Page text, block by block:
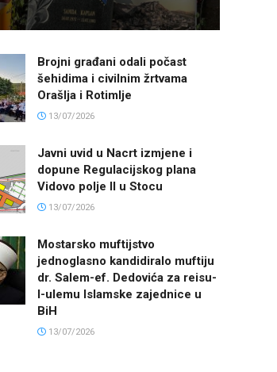
Brojni građani odali počast
šehidima i civilnim žrtvama
Orašlja i Rotimlje
13/07/2026
Javni uvid u Nacrt izmjene i
dopune Regulacijskog plana
Vidovo polje II u Stocu
13/07/2026
Mostarsko muftijstvo
jednoglasno kandidiralo muftiju
dr. Salem-ef. Dedovića za reisu-
l-ulemu Islamske zajednice u
BiH
13/07/2026